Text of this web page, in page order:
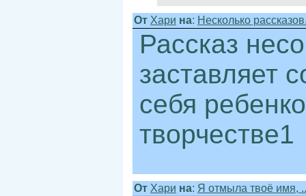
От Хари на: Несколько
Рассказ
заставляет
себя
творчестве1
От Хари на: Я отмыла твоё имя,